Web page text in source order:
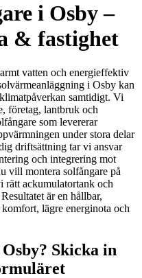
i Osby –
& fastighet
vatten och energieffektiv
i Osby kan
samtidigt. Vi
företag, lantbruk och
som levererar
under stora delar
driftsättning tar vi ansvar
och integrering mot
vill montera solfångare på
rätt ackumulatortank och
är en hållbar,
lägre energinota och
Skicka in